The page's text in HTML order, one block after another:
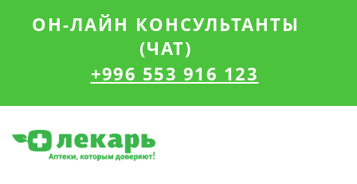
ОН-ЛАЙН КОНСУЛЬТАНТЫ
(ЧАТ)
+996 553 916 123